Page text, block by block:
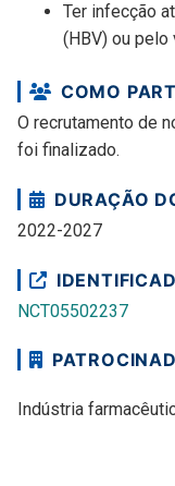
Ter infecção
(HBV) ou pelo
COMO
O recrutamento de
foi finalizado.
DURAÇÃO
2022-2027
NCT05502237
Indústria